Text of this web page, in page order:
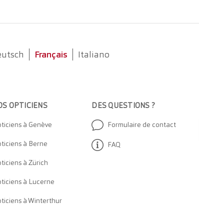
Français Italiano
OPTICIENS
à Genève
à Berne
à Zürich
à Lucerne
à Winterthur
DES QUESTIONS ?
Formulaire de contact
FAQ